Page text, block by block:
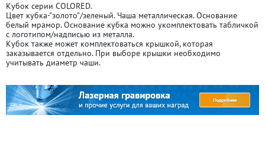
Кубок серии COLORED.
Цвет кубка-"золото"/зеленый. Чаша металлическая. Основание
белый мрамор. Основание кубка можно укомплектовать табличкой
с логотипом/надписью из металла.
Кубок также может комплектоваться крышкой, которая
заказывается отдельно. При выборе крышки необходимо
учитывать диаметр чаши.